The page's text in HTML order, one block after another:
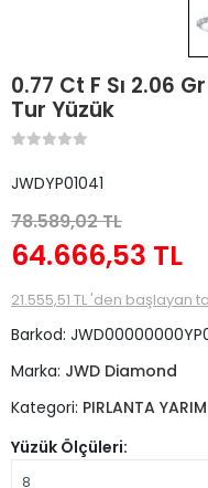
0.77 Ct F Sı 2.06
Tur Yüzük
JWDYP01041
78.589,02 TL
64.666,53 TL
21.555,51 TL 'den başlayan
Barkod:
Marka: JWD Diamond
Kategori: PIRLANTA
Yüzük Ölçüleri: